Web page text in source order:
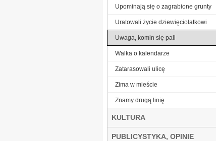
Upominają się o zagrabione grunty
Uratowali życie dziewięciolatkowi
Uwaga, komin się pali
Walka o kalendarze
Zatarasowali ulicę
Zima w mieście
Znamy drugą linię
KULTURA
PUBLICYSTYKA, OPINIE